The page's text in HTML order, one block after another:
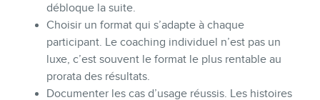
débloque la suite.
Choisir un format qui s’adapte à chaque
participant. Le coaching individuel n’est pas un
luxe, c’est souvent le format le plus rentable au
prorata des résultats.
Documenter les cas d’usage réussis. Les histoires